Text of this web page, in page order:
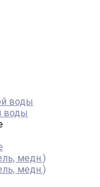
воды
воды
медн.)
медн.)